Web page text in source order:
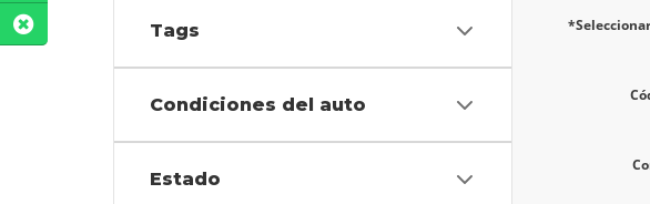
Tags
Condiciones del auto
Estado